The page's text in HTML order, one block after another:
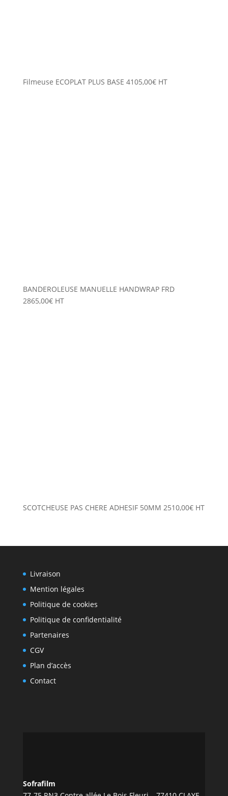
Filmeuse ECOPLAT PLUS BASE 4105,00€ HT
BANDEROLEUSE MANUELLE HANDWRAP FRD
2865,00€ HT
SCOTCHEUSE PAS CHERE ADHESIF 50MM 2510,00€ HT
Livraison
Mention légales
Politique de cookies
Politique de confidentialité
Partenaires
CGV
Plan d’accès
Contact
Sofrafilm